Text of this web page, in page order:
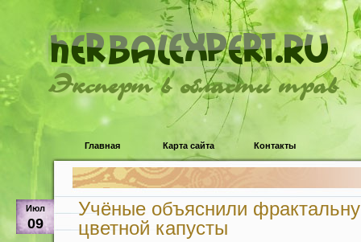
Эксперт в области трав
Главная Карта сайта Контакты
Июл
09
Учёные объяснили
цветной капусты